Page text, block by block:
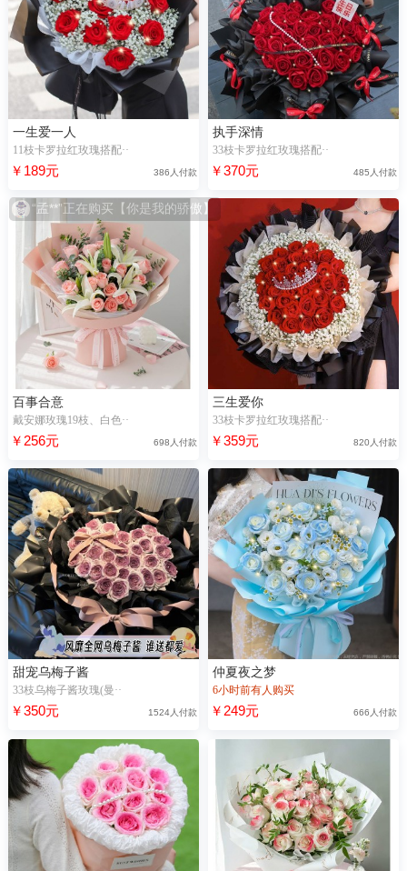
一生爱一人
11枝卡罗拉红玫瑰搭配··
￥189元 386人付款
执手深情
33枝卡罗拉红玫瑰搭配··
￥370元 485人付款
百事合意
戴安娜玫瑰19枝、白色··
￥256元 698人付款
三生爱你
33枝卡罗拉红玫瑰搭配··
￥359元 820人付款
甜宠乌梅子酱
33枝乌梅子酱玫瑰(曼··
￥350元 1524人付款
仲夏夜之梦
6小时前有人购买
￥249元 666人付款